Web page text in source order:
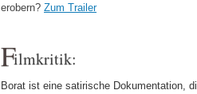
erobern? Zum Trailer
Filmkritik:
Borat ist eine satirische Dokumentation,